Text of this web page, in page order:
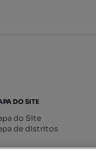
DO SITE
do Site
de distritos